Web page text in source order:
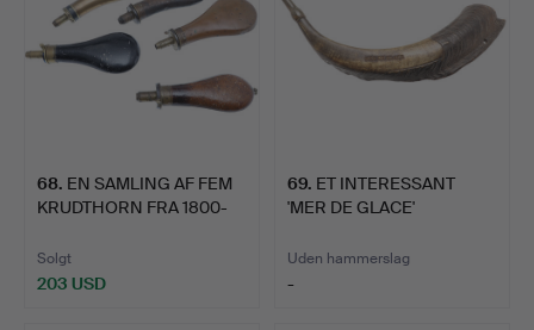
68. EN SAMLING AF FEM
KRUDTHORN FRA 1800-
Solgt
203 USD
69. ET INTERESSANT
'MER DE GLACE'
Uden hammerslag
-